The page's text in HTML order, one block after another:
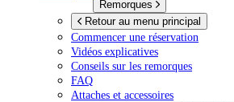
Remorques
Retour au menu principal
Commencer une réservation
Vidéos explicatives
Conseils sur les remorques
FAQ
Attaches et accessoires